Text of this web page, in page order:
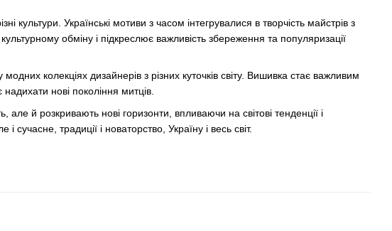
Українські мотиви з часом інтегрувалися в творчість майстрів з
обміну і підкреслює важливість збереження та популяризації
колекціях дизайнерів з різних куточків світу. Вишивка стає важливим
нові покоління митців.
й розкривають нові горизонти, впливаючи на світові тенденції і
традиції і новаторство, Україну і весь світ.